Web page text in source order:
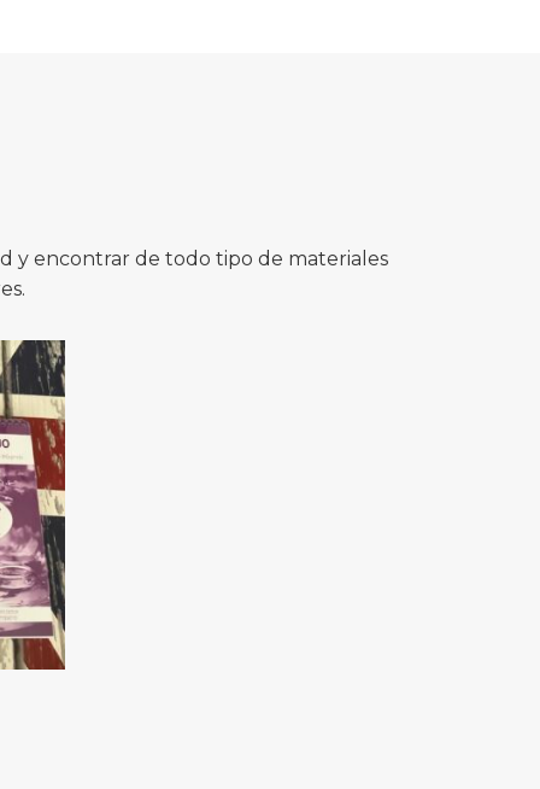
y encontrar de todo tipo de materiales